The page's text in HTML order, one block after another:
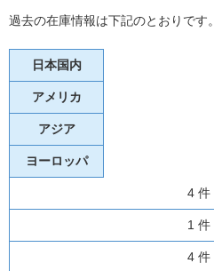
過去の在庫情報は下記のとおりです。
日本国内
アメリカ
アジア
ヨーロッパ
4 件
1 件
4 件